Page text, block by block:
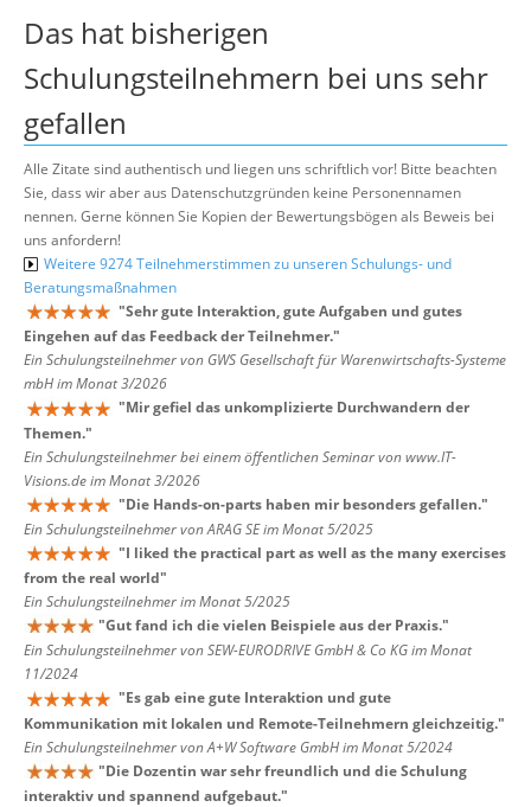
Das hat bisherigen
Schulungsteilnehmern bei uns sehr
gefallen
Alle Zitate sind authentisch und liegen uns schriftlich vor! Bitte beachten
Sie, dass wir aber aus Datenschutzgründen keine Personennamen
nennen. Gerne können Sie Kopien der Bewertungsbögen als Beweis bei
uns anfordern!
Weitere 9274 Teilnehmerstimmen zu unseren Schulungs- und
Beratungsmaßnahmen
"Sehr gute Interaktion, gute Aufgaben und gutes
Eingehen auf das Feedback der Teilnehmer."
Ein Schulungsteilnehmer von GWS Gesellschaft für Warenwirtschafts-Systeme
mbH im Monat 3/2026
"Mir gefiel das unkomplizierte Durchwandern der
Themen."
Ein Schulungsteilnehmer bei einem öffentlichen Seminar von www.IT-
Visions.de im Monat 3/2026
"Die Hands-on-parts haben mir besonders gefallen."
Ein Schulungsteilnehmer von ARAG SE im Monat 5/2025
"I liked the practical part as well as the many exercises
from the real world"
Ein Schulungsteilnehmer im Monat 5/2025
"Gut fand ich die vielen Beispiele aus der Praxis."
Ein Schulungsteilnehmer von SEW-EURODRIVE GmbH & Co KG im Monat
11/2024
"Es gab eine gute Interaktion und gute
Kommunikation mit lokalen und Remote-Teilnehmern gleichzeitig."
Ein Schulungsteilnehmer von A+W Software GmbH im Monat 5/2024
"Die Dozentin war sehr freundlich und die Schulung
interaktiv und spannend aufgebaut."